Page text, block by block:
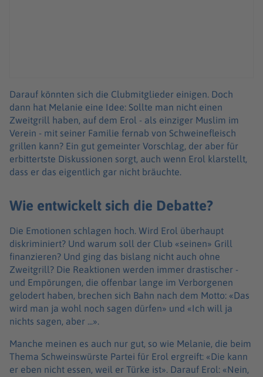
Darauf könnten sich die Clubmitglieder einigen. Doch
dann hat Melanie eine Idee: Sollte man nicht einen
Zweitgrill haben, auf dem Erol - als einziger Muslim im
Verein - mit seiner Familie fernab von Schweinefleisch
grillen kann? Ein gut gemeinter Vorschlag, der aber für
erbittertste Diskussionen sorgt, auch wenn Erol klarstellt,
dass er das eigentlich gar nicht bräuchte.
Wie entwickelt sich die Debatte?
Die Emotionen schlagen hoch. Wird Erol überhaupt
diskriminiert? Und warum soll der Club «seinen» Grill
finanzieren? Und ging das bislang nicht auch ohne
Zweitgrill? Die Reaktionen werden immer drastischer -
und Empörungen, die offenbar lange im Verborgenen
gelodert haben, brechen sich Bahn nach dem Motto: «Das
wird man ja wohl noch sagen dürfen» und «Ich will ja
nichts sagen, aber ...».
Manche meinen es auch nur gut, so wie Melanie, die beim
Thema Schweinswürste Partei für Erol ergreift: «Die kann
er eben nicht essen, weil er Türke ist». Darauf Erol: «Nein,